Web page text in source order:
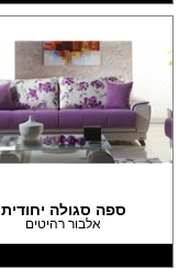
ספה סגולה יחודית
אלבור רהיטים